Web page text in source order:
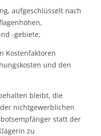
aufgeschlüsselt nach
-gebiete,
Kostenfaktoren
und den
bleibt, die
nichtgewerblichen
statt der
zu